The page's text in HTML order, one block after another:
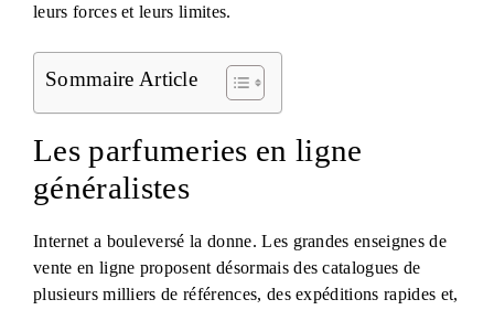
leurs forces et leurs limites.
Sommaire Article
Les parfumeries en ligne
généralistes
Internet a bouleversé la donne. Les grandes enseignes de
vente en ligne proposent désormais des catalogues de
plusieurs milliers de références, des expéditions rapides et,